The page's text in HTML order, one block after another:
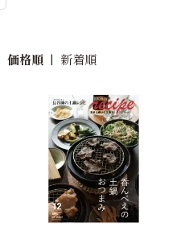
価格順| 新着順